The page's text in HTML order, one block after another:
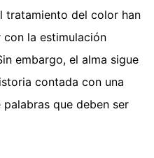
tratamiento del color han
la estimulación
embargo, el alma sigue
contada con una
que deben ser